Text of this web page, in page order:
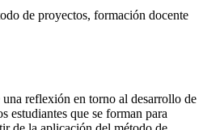
de proyectos, formación docente
reflexión en torno al desarrollo de
estudiantes que se forman para